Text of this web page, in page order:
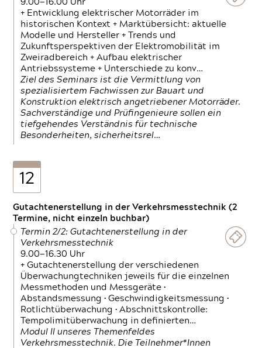
9.00—16.00 Uhr
+ Entwicklung elektrischer Motorräder im
historischen Kontext + Marktübersicht: aktuelle
Modelle und Hersteller + Trends und
Zukunftsperspektiven der Elektromobilität im
Zweiradbereich + Aufbau elektrischer
Antriebssysteme + Unterschiede zu konv…
Ziel des Seminars ist die Vermittlung von
spezialisiertem Fachwissen zur Bauart und
Konstruktion elektrisch angetriebener Motorräder.
Sachverständige und Prüfingenieure sollen ein
tiefgehendes Verständnis für technische
Besonderheiten, sicherheitsrel…
12
Gutachtenerstellung in der Verkehrsmesstechnik (2
Termine, nicht einzeln buchbar)
Termin 2/2: Gutachtenerstellung in der
Verkehrsmesstechnik
9.00—16.30 Uhr
+ Gutachtenerstellung der verschiedenen
Überwachungtechniken jeweils für die einzelnen
Messmethoden und Messgeräte •
Abstandsmessung • Geschwindigkeitsmessung •
Rotlichtüberwachung • Abschnittskontrolle:
Tempolimitüberwachung in definierten…
Modul II unseres Themenfeldes
Verkehrsmesstechnik. Die Teilnehmer*Innen